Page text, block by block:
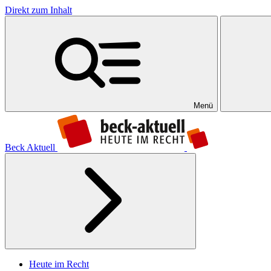
Direkt zum Inhalt
Menü
Beck Aktuell
Heute im Recht